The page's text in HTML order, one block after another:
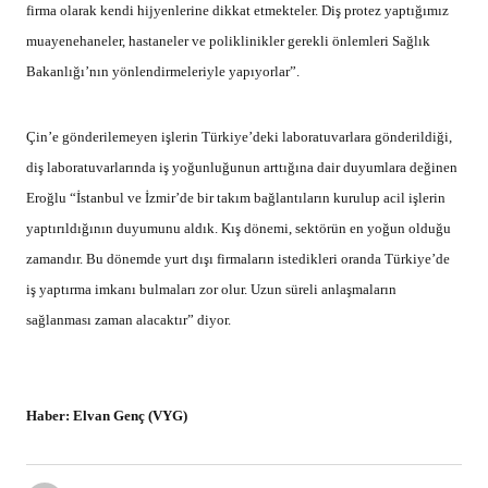
firma olarak kendi hijyenlerine dikkat etmekteler. Diş protez yaptığımız
muayenehaneler, hastaneler ve poliklinikler gerekli önlemleri Sağlık
Bakanlığı’nın yönlendirmeleriyle yapıyorlar”.
Çin’e gönderilemeyen işlerin Türkiye’deki laboratuvarlara gönderildiği,
diş laboratuvarlarında iş yoğunluğunun arttığına dair duyumlara değinen
Eroğlu “İstanbul ve İzmir’de bir takım bağlantıların kurulup acil işlerin
yaptırıldığının duyumunu aldık. Kış dönemi, sektörün en yoğun olduğu
zamandır. Bu dönemde yurt dışı firmaların istedikleri oranda Türkiye’de
iş yaptırma imkanı bulmaları zor olur. Uzun süreli anlaşmaların
sağlanması zaman alacaktır” diyor.
Haber: Elvan Genç (VYG)